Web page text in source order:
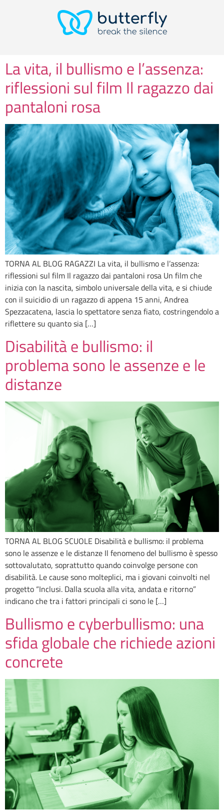
La vita, il bullismo e l’assenza:
riflessioni sul film Il ragazzo dai
pantaloni rosa
TORNA AL BLOG RAGAZZI La vita, il bullismo e l’assenza:
riflessioni sul film Il ragazzo dai pantaloni rosa Un film che
inizia con la nascita, simbolo universale della vita, e si chiude
con il suicidio di un ragazzo di appena 15 anni, Andrea
Spezzacatena, lascia lo spettatore senza fiato, costringendolo a
riflettere su quanto sia […]
Disabilità e bullismo: il
problema sono le assenze e le
distanze
TORNA AL BLOG SCUOLE Disabilità e bullismo: il problema
sono le assenze e le distanze Il fenomeno del bullismo è spesso
sottovalutato, soprattutto quando coinvolge persone con
disabilità. Le cause sono molteplici, ma i giovani coinvolti nel
progetto “Inclusi. Dalla scuola alla vita, andata e ritorno”
indicano che tra i fattori principali ci sono le […]
Bullismo e cyberbullismo: una
sfida globale che richiede azioni
concrete